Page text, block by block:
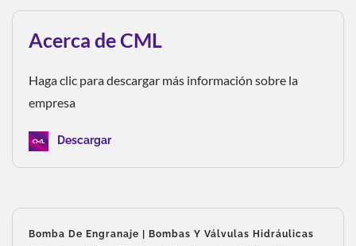
Acerca de CML
Haga clic para descargar más información sobre la
empresa
Descargar
Bomba De Engranaje | Bombas Y Válvulas Hidráulicas